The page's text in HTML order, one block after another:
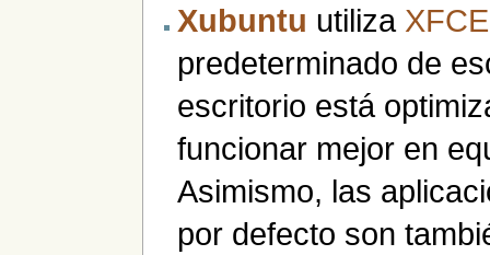
Xubuntu utiliza XFCE
predeterminado de
escritorio está
funcionar mejor en
Asimismo, las
por defecto son